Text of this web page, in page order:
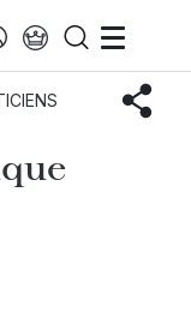
D'Optique